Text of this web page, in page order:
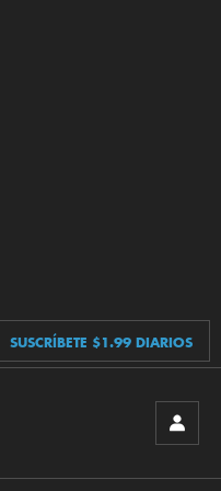
SUSCRÍBETE $1.99 DIARIOS